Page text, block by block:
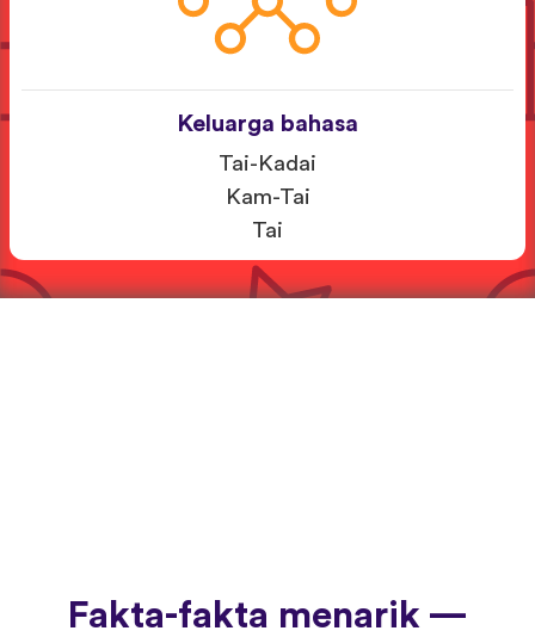
Keluarga bahasa
Tai-Kadai
Kam-Tai
Tai
Fakta-fakta menarik —